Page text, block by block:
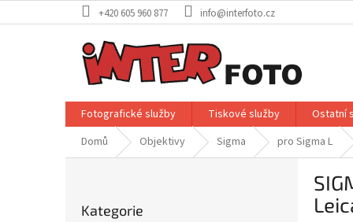
na
+420 605 960 877 info@interfoto.cz
Fotografické služby Tiskové služby
Ostatní
Domů
Objektivy Sigma pro Sigma L
kategorie
Kategorie